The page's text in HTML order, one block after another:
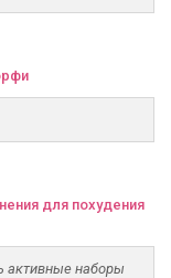
для похудения
активные наборы